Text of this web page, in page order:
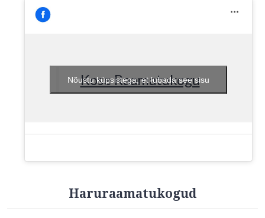
Kose Raamatukogu
Nõustu küpsistega, et lubada see sisu
Haruraamatukogud